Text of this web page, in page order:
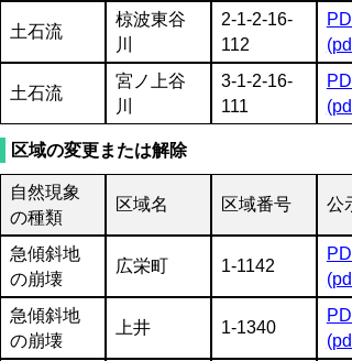
土石流
椋波東谷
川
2-1-2-16-
112
土石流
宮ノ上谷
川
3-1-2-16-
111
区域の変更または解除
自然現象
の種類
区域名 区域番号 公
急傾斜地
の崩壊
広栄町 1-1142
急傾斜地
の崩壊
上井 1-1340